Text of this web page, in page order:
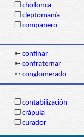
❒ chollonca
❒ cleptomanía
❒ compañero
➳ confinar
➳ confraternar
➳ conglomerado
❒ contabilización
❒ crápula
❒ curador